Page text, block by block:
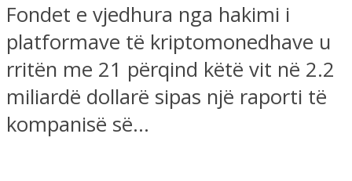
Fondet e vjedhura nga hakimi i
platformave të kriptomonedhave u
rritën me 21 përqind këtë vit në 2.2
miliardë dollarë sipas një raporti të
kompanisë së...